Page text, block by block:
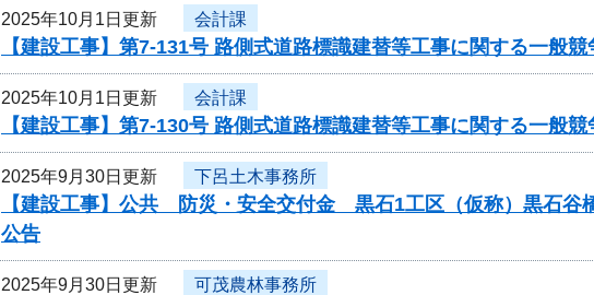
2025年10月1日更新 会計課
【建設工事】第7-131号 路側式道路標識建替等工事に関する一般
2025年10月1日更新 会計課
【建設工事】第7-130号 路側式道路標識建替等工事に関する一般
2025年9月30日更新 下呂土木事務所
【建設工事】公共 防災・安全交付金 黒石1工区（仮称）黒石谷
公告
2025年9月30日更新 可茂農林事務所